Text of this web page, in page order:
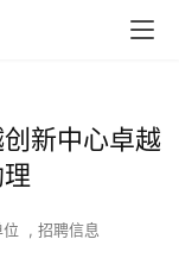
新中心卓越
, 招聘信息